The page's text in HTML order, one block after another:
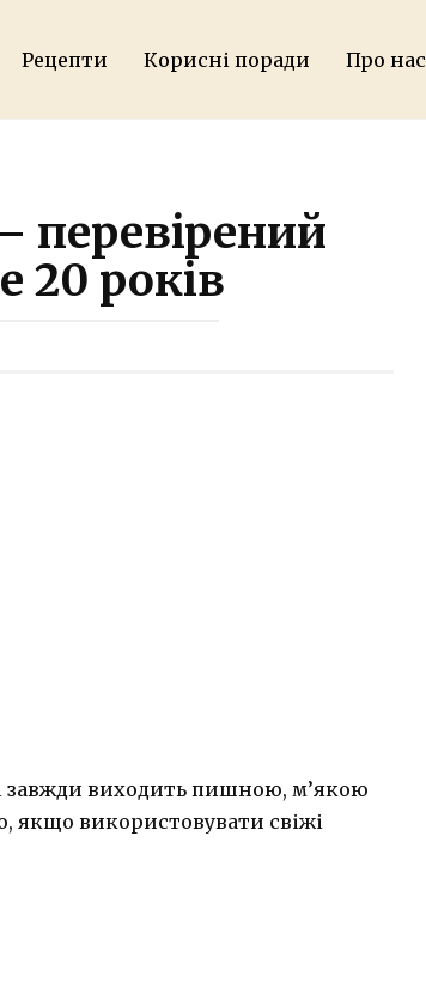
Рецепти Корисні поради Про нас
перевірений
20 років
завжди виходить пишною, м’якою
якщо використовувати свіжі